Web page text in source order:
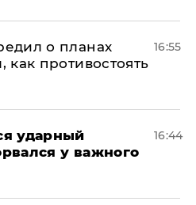
о планах
противостоять
16:55
ударный
у важного
16:44